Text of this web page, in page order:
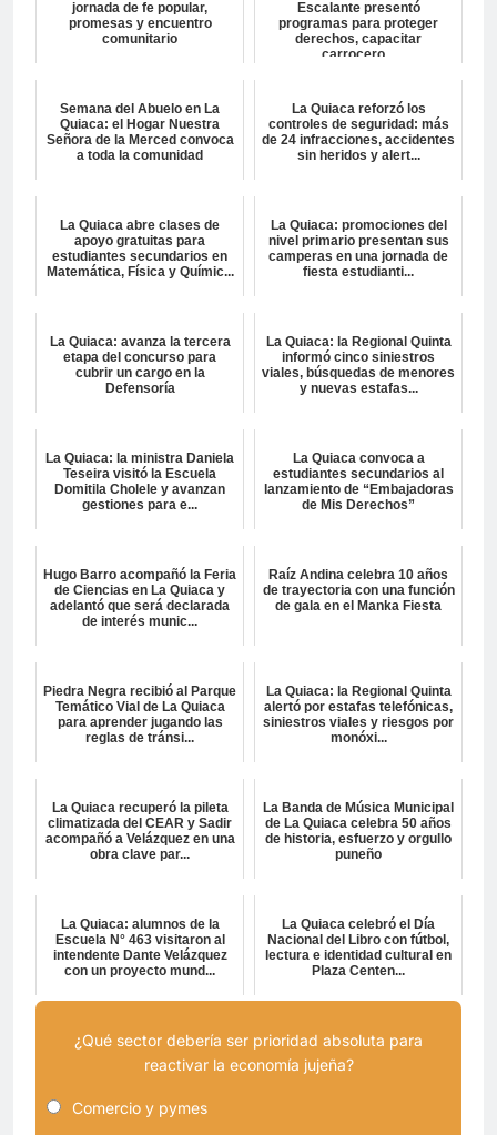
jornada de fe popular,
promesas y encuentro
comunitario
Escalante presentó
programas para proteger
derechos, capacitar
carrocero...
Semana del Abuelo en La
Quiaca: el Hogar Nuestra
Señora de la Merced convoca
a toda la comunidad
La Quiaca reforzó los
controles de seguridad: más
de 24 infracciones, accidentes
sin heridos y alert...
La Quiaca abre clases de
apoyo gratuitas para
estudiantes secundarios en
Matemática, Física y Químic...
La Quiaca: promociones del
nivel primario presentan sus
camperas en una jornada de
fiesta estudianti...
La Quiaca: avanza la tercera
etapa del concurso para
cubrir un cargo en la
Defensoría
La Quiaca: la Regional Quinta
informó cinco siniestros
viales, búsquedas de menores
y nuevas estafas...
La Quiaca: la ministra Daniela
Teseira visitó la Escuela
Domitila Cholele y avanzan
gestiones para e...
La Quiaca convoca a
estudiantes secundarios al
lanzamiento de “Embajadoras
de Mis Derechos”
Hugo Barro acompañó la Feria
de Ciencias en La Quiaca y
adelantó que será declarada
de interés munic...
Raíz Andina celebra 10 años
de trayectoria con una función
de gala en el Manka Fiesta
Piedra Negra recibió al Parque
Temático Vial de La Quiaca
para aprender jugando las
reglas de tránsi...
La Quiaca: la Regional Quinta
alertó por estafas telefónicas,
siniestros viales y riesgos por
monóxi...
La Quiaca recuperó la pileta
climatizada del CEAR y Sadir
acompañó a Velázquez en una
obra clave par...
La Banda de Música Municipal
de La Quiaca celebra 50 años
de historia, esfuerzo y orgullo
puneño
La Quiaca: alumnos de la
Escuela N° 463 visitaron al
intendente Dante Velázquez
con un proyecto mund...
La Quiaca celebró el Día
Nacional del Libro con fútbol,
lectura e identidad cultural en
Plaza Centen...
¿Qué sector debería ser prioridad absoluta para
reactivar la economía jujeña?
Comercio y pymes